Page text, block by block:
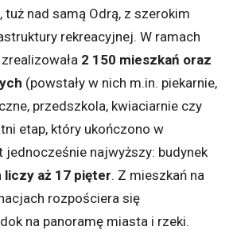
tuż nad samą Odrą, z szerokim
rekreacyjnej. W ramach
2 150 mieszkań oraz
(powstały w nich m.in. piekarnie,
przedszkola, kwiaciarnie czy
etap, który ukończono w
jednocześnie najwyższy: budynek
liczy aż 17 pięter. Z mieszkań na
rozpościera się
na panoramę miasta i rzeki.